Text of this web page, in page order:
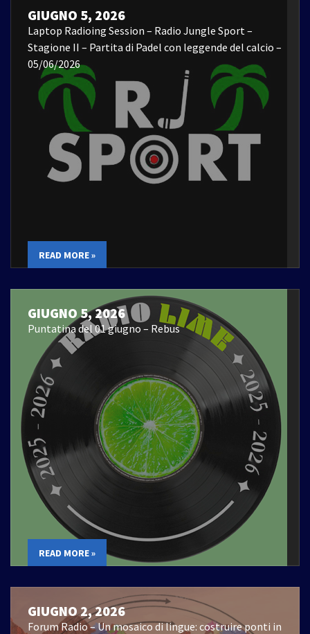
GIUGNO 5, 2026
Laptop Radioing Session – Radio Jungle Sport –
Stagione II – Partita di Padel con leggende del calcio –
05/06/2026
READ MORE »
GIUGNO 5, 2026
Puntatina del 01 giugno – Rebus
READ MORE »
GIUGNO 2, 2026
Forum Radio – Un mosaico di lingue: costruire ponti in